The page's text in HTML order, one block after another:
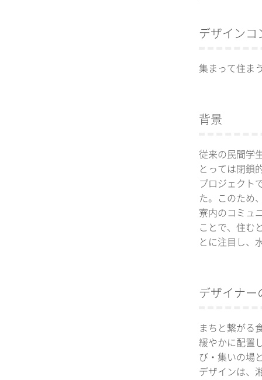
デザインコ
集まって住ま
背景
従来の民間学
とっては閉鎖
プロジェクト
た。このため
寮内のコミュ
ことで、住む
とに注目し、
デザイナー
まちと繋がる
緩やかに配置
び・集いの場
デザインは、